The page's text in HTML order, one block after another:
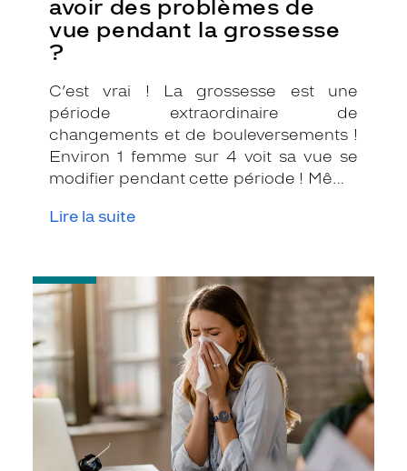
avoir des problèmes de
vue pendant la grossesse
?
C’est vrai ! La grossesse est une
période extraordinaire de
changements et de bouleversements !
Environ 1 femme sur 4 voit sa vue se
modifier pendant cette période ! Même
les modifications hormonales et
Lire la suite
-
Je
suis
au
pollen
!
Comment
prendre